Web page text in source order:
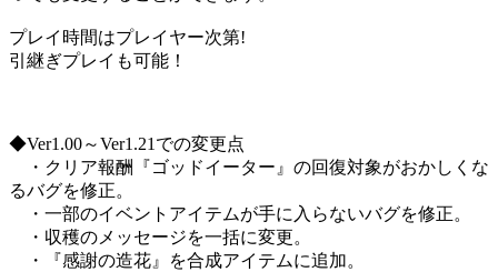
プレイ時間はプレイヤー次第!
引継ぎプレイも可能！
◆Ver1.00～Ver1.21での変更点
・クリア報酬『ゴッドイーター』の回復対象がおかしくな
るバグを修正。
・一部のイベントアイテムが手に入らないバグを修正。
・収穫のメッセージを一括に変更。
・『感謝の造花』を合成アイテムに追加。